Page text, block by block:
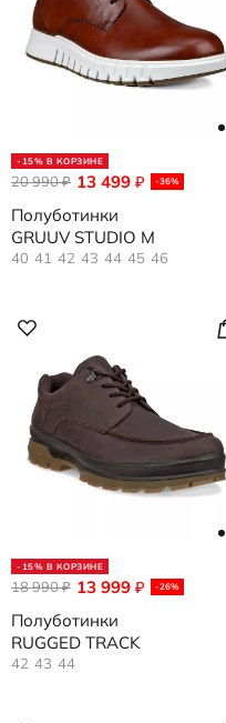
-15% В КОРЗИНЕ
13 499 ₽ -36%
20 990₽
Полуботинки
GRUUV STUDIO M
40 41 42 43 44 45 46
-15% В КОРЗИНЕ
13 999 ₽ -26%
18 990₽
Полуботинки
RUGGED TRACK
42 43 44